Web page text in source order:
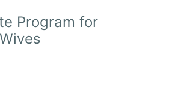
Program for